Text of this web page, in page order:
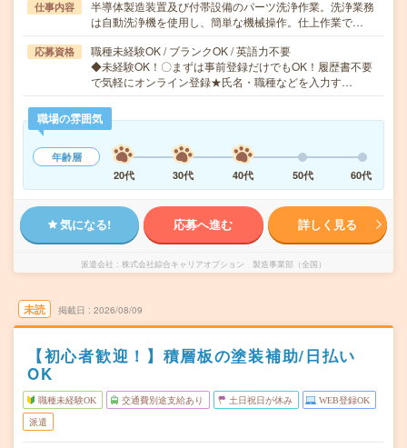
仕事内容
半導体製造装置及び付帯設備のパーツ洗浄作業。洗浄業務
は自動洗浄機を使用し、簡単な機械操作。仕上作業で…
応募資格
職種未経験OK / ブランクOK / 英語力不要
◆未経験OK！〇まずは事前登録だけでもOK！履歴書不要
で気軽にオンライン登録★氏名・職種などを入力す…
職場の雰囲気
年齢層
20代
30代 40代 50代 60代
気になる! 応募へ進む 詳しく見る
派遣会社 株式会社綜合キャリアオプション 製造事業部（全国）
未読 掲載日 2026/08/09
【初心者歓迎！】積層板の塗装補助/日払い
OK
職種未経験OK 交通費別途支給あり 土日祝日が休み WEB登録OK
派遣